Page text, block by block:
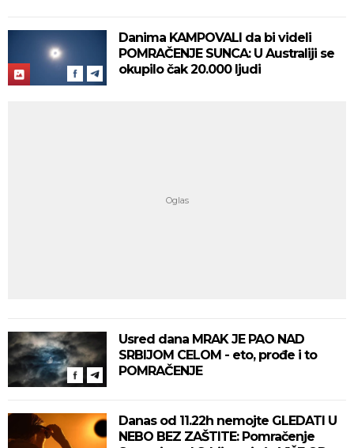
Danima KAMPOVALI da bi videli
POMRAČENJE SUNCA: U Australiji se
okupilo čak 20.000 ljudi
Usred dana MRAK JE PAO NAD
SRBIJOM CELOM - eto, prođe i to
POMRAČENJE
Danas od 11.22h nemojte GLEDATI U
NEBO BEZ ZAŠTITE: Pomračenje